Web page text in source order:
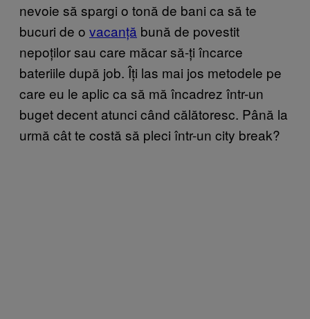
nevoie să spargi o tonă de bani ca să te
bucuri de o vacanță bună de povestit
nepoților sau care măcar să-ți încarce
bateriile după job. Îți las mai jos metodele pe
care eu le aplic ca să mă încadrez într-un
buget decent atunci când călătoresc. Până la
urmă cât te costă să pleci într-un city break?